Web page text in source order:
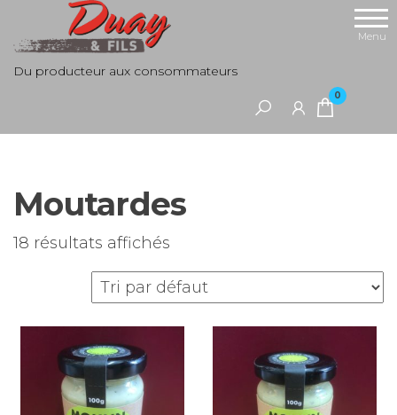
Du producteur aux consommateurs
0
Menu
Moutardes
18 résultats affichés